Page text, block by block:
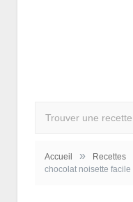
Accueil » Recettes
chocolat noisette facile